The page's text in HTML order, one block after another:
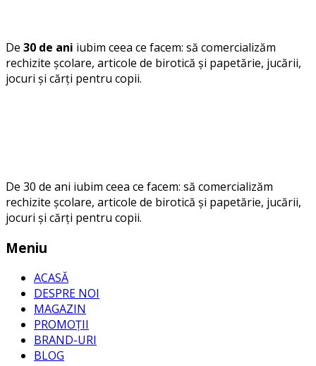
De 30 de ani iubim ceea ce facem: să comercializăm
rechizite școlare, articole de birotică și papetărie, jucării,
jocuri și cărți pentru copii.
De 30 de ani iubim ceea ce facem: să comercializăm
rechizite școlare, articole de birotică și papetărie, jucării,
jocuri și cărți pentru copii.
Meniu
ACASĂ
DESPRE NOI
MAGAZIN
PROMOȚII
BRAND-URI
BLOG